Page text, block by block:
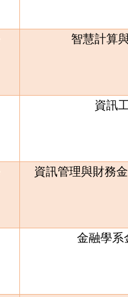
智慧計算
資訊
資訊管理與財務
金融學系